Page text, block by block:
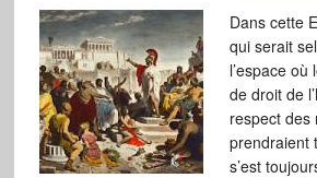
Dans cette
qui serait
l’espace
de droit de
respect des
prendraient
s’est